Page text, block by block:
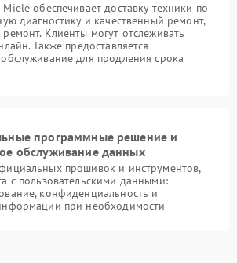
обеспечивает доставку техники по
диагностику и качественный ремонт,
Клиенты могут отслеживать
Также предоставляется
для продления срока
программные решение и
обслуживание данных
прошивок и инструментов,
с пользовательскими данными:
конфиденциальность и
при необходимости